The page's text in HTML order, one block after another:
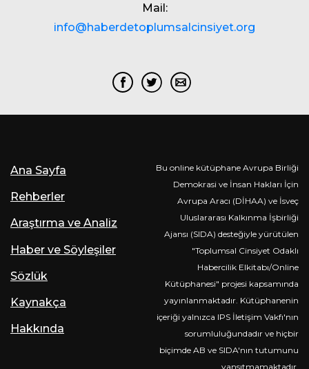
Mail:
info@haberdetoplumsalcinsiyet.org
Ana Sayfa
Rehberler
Araştırma ve Analiz
Haber ve Söyleşiler
Sözlük
Kaynakça
Hakkında
Bu online kütüphane Avrupa Birliği
Demokrasi ve İnsan Hakları İçin
Avrupa Aracı (DİHAA) ve İsveç
Uluslararası Kalkınma İşbirliği
Ajansı (SIDA) desteğiyle yürütülen
"Toplumsal Cinsiyet Odaklı
Habercilik Elkitabı/Online
Kütüphanesi" projesi kapsamında
yayınlanmaktadır. Kütüphanenin
içeriği yalnızca IPS İletişim Vakfı'nın
sorumluluğundadır ve hiçbir
biçimde AB ve SIDA'nın tutumunu
yansıtmamaktadır.